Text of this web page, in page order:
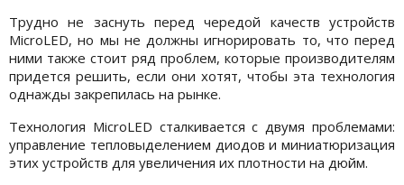
Трудно не заснуть перед чередой качеств устройств
MicroLED, но мы не должны игнорировать то, что перед
ними также стоит ряд проблем, которые производителям
придется решить, если они хотят, чтобы эта технология
однажды закрепилась на рынке.
Технология MicroLED сталкивается с двумя проблемами:
управление тепловыделением диодов и миниатюризация
этих устройств для увеличения их плотности на дюйм.